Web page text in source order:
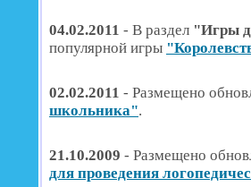
04.02.2011 - В раздел "Игры
популярной игры
02.02.2011 - Размещено
школьника".
21.10.2009 - Размещено
для проведения